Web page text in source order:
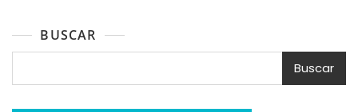
BUSCAR
Buscar